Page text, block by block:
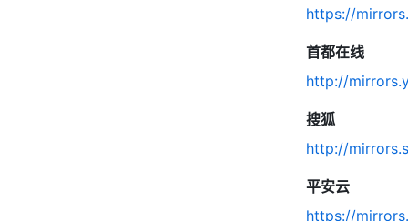
https://
首都在线
http://
搜狐
http://
平安云
https://